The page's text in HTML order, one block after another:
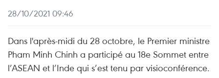
28/10/2021 09:46
Dans l'après-midi du 28 octobre, le Premier ministre
Pham Minh Chinh a participé au 18e Sommet entre
l’ASEAN et l’Inde qui s’est tenu par visioconférence.